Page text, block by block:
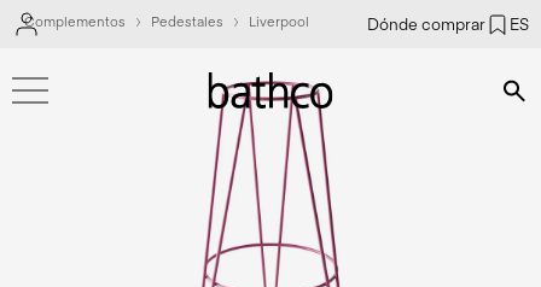
Dónde comprar ES
Complementos Pedestales Liverpool